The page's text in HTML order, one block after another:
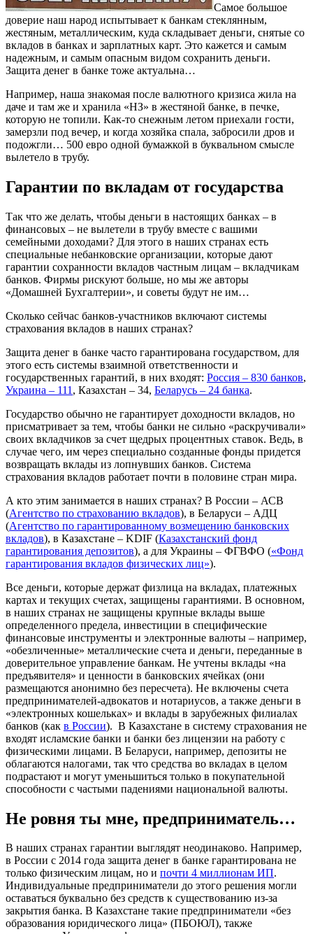
Самое большое
доверие наш народ испытывает к банкам стеклянным,
жестяным, металлическим, куда складывает деньги, снятые со
вкладов в банках и зарплатных карт. Это кажется и самым
надежным, и самым опасным видом сохранить деньги.
Защита денег в банке тоже актуальна…
Например, наша знакомая после валютного кризиса жила на
даче и там же и хранила «НЗ» в жестяной банке, в печке,
которую не топили. Как-то снежным летом приехали гости,
замерзли под вечер, и когда хозяйка спала, забросили дров и
подожгли… 500 евро одной бумажкой в буквальном смысле
вылетело в трубу.
Гарантии по вкладам от государства
Так что же делать, чтобы деньги в настоящих банках – в
финансовых – не вылетели в трубу вместе с вашими
семейными доходами? Для этого в наших странах есть
специальные небанковские организации, которые дают
гарантии сохранности вкладов частным лицам – вкладчикам
банков. Фирмы рискуют больше, но мы же авторы
«Домашней Бухгалтерии», и советы будут не им…
Сколько сейчас банков-участников включают системы
страхования вкладов в наших странах?
Защита денег в банке часто гарантирована государством, для
этого есть системы взаимной ответственности и
государственных гарантий, в них входят: Россия – 830 банков,
Украина – 111 , Казахстан – 34, Беларусь – 24 банка.
Государство обычно не гарантирует доходности вкладов, но
присматривает за тем, чтобы банки не сильно «раскручивали»
своих вкладчиков за счет щедрых процентных ставок. Ведь, в
случае чего, им через специально созданные фонды придется
возвращать вклады из лопнувших банков. Система
страхования вкладов работает почти в половине стран мира.
А кто этим занимается в наших странах? В России – АСВ
(Агентство по страхованию вкладов), в Беларуси – АДЦ
(Агентство по гарантированному возмещению банковских
вкладов), в Казахстане – KDIF (Казахстанский фонд
гарантирования депозитов), а для Украины – ФГВФО («Фонд
гарантирования вкладов физических лиц»).
Все деньги, которые держат физлица на вкладах, платежных
картах и текущих счетах, защищены гарантиями. В основном,
в наших странах не защищены крупные вклады выше
определенного предела, инвестиции в специфические
финансовые инструменты и электронные валюты – например,
«обезличенные» металлические счета и деньги, переданные в
доверительное управление банкам. Не учтены вклады «на
предъявителя» и ценности в банковских ячейках (они
размещаются анонимно без пересчета). Не включены счета
предпринимателей-адвокатов и нотариусов, а также деньги в
«электронных кошельках» и вклады в зарубежных филиалах
банков (как в России). В Казахстане в систему страхования не
входят исламские банки и банки без лицензии на работу с
физическими лицами. В Беларуси, например, депозиты не
облагаются налогами, так что средства во вкладах в целом
подрастают и могут уменьшиться только в покупательной
способности с частыми падениями национальной валюты.
Не ровня ты мне, предприниматель…
В наших странах гарантии выглядят неодинаково. Например,
в России с 2014 года защита денег в банке гарантирована не
только физическим лицам, но и почти 4 миллионам ИП.
Индивидуальные предприниматели до этого решения могли
оставаться буквально без средств к существованию из-за
закрытия банка. В Казахстане такие предприниматели «без
образования юридического лица» (ПБОЮЛ), также